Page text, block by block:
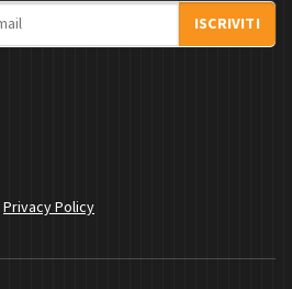
ISCRIVITI
Privacy Policy